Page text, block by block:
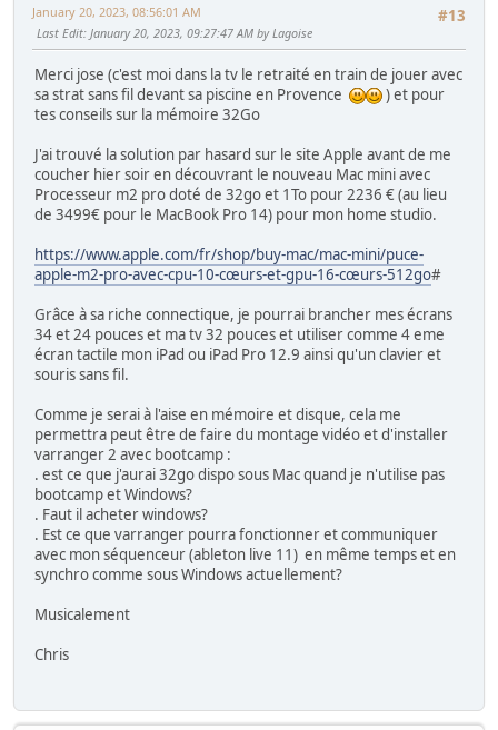
#13
January 20, 2023, 08:56:01 AM
Last Edit: January 20, 2023, 09:27:47 AM by Lagoise
Merci jose (c'est moi dans la tv le retraité en train de jouer avec
sa strat sans fil devant sa piscine en Provence
) et pour
tes conseils sur la mémoire 32Go
J'ai trouvé la solution par hasard sur le site Apple avant de me
coucher hier soir en découvrant le nouveau Mac mini avec
Processeur m2 pro doté de 32go et 1To pour 2236 € (au lieu
de 3499€ pour le MacBook Pro 14) pour mon home studio.
https://www.apple.com/fr/shop/buy-mac/mac-mini/puce-
apple-m2-pro-avec-cpu-10-cœurs-et-gpu-16-cœurs-512go#
Grâce à sa riche connectique, je pourrai brancher mes écrans
34 et 24 pouces et ma tv 32 pouces et utiliser comme 4 eme
écran tactile mon iPad ou iPad Pro 12.9 ainsi qu'un clavier et
souris sans fil.
Comme je serai à l'aise en mémoire et disque, cela me
permettra peut être de faire du montage vidéo et d'installer
varranger 2 avec bootcamp :
. est ce que j'aurai 32go dispo sous Mac quand je n'utilise pas
bootcamp et Windows?
. Faut il acheter windows?
. Est ce que varranger pourra fonctionner et communiquer
avec mon séquenceur (ableton live 11) en même temps et en
synchro comme sous Windows actuellement?
Musicalement
Chris